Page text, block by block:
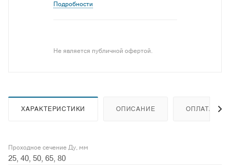
Подробности
Не является публичной офертой.
ХАРАКТЕРИСТИКИ ОПИСАНИЕ ОПЛАТА
Проходное сечение Ду, мм
25, 40, 50, 65, 80